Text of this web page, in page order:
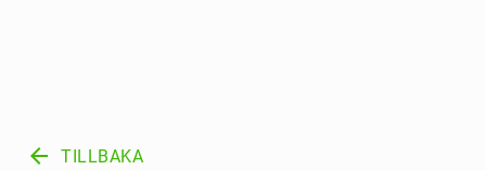
arrow_back TILLBAKA